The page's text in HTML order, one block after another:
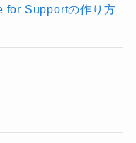
for Supportの作り方